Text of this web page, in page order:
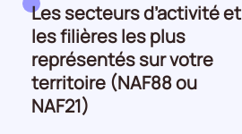
Les secteurs d’activité et
les filières les plus
représentés sur votre
territoire (NAF88 ou
NAF21)